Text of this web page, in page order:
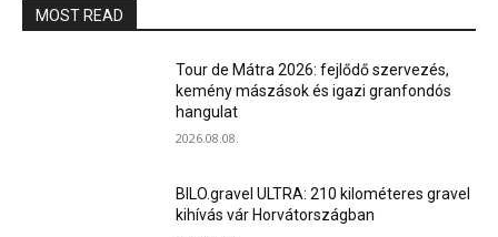
MOST READ
Tour de Mátra 2026: fejlődő szervezés,
kemény mászások és igazi granfondós
hangulat
2026.08.08.
BILO.gravel ULTRA: 210 kilométeres gravel
kihívás vár Horvátországban